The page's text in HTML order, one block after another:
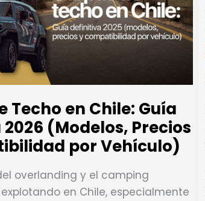
Techo en Chile: Guía
(Modelos, Precios
por Vehículo)
overlanding y el camping
en Chile, especialmente